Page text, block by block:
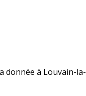
donnée à Louvain-la-